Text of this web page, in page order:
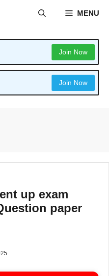
MENU
Join Now
Join Now
up exam
paper